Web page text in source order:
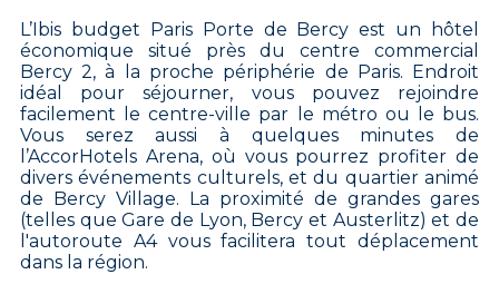
L’Ibis budget Paris Porte de Bercy est un hôtel
économique situé près du centre commercial
Bercy 2, à la proche périphérie de Paris. Endroit
idéal pour séjourner, vous pouvez rejoindre
facilement le centre-ville par le métro ou le bus.
Vous serez aussi à quelques minutes de
l’AccorHotels Arena, où vous pourrez profiter de
divers événements culturels, et du quartier animé
de Bercy Village. La proximité de grandes gares
(telles que Gare de Lyon, Bercy et Austerlitz) et de
l'autoroute A4 vous facilitera tout déplacement
dans la région.